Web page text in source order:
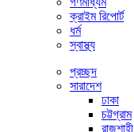
ক্রাইম রিপোর্ট
ধর্ম
স্বাস্থ্য
প্রচ্ছদ
সারাদেশ
ঢাকা
চট্টগ্রাম
রাজশাহী